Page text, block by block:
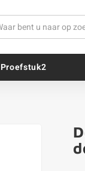
Proefstuk2